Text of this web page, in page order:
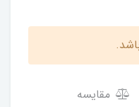
مقایسه